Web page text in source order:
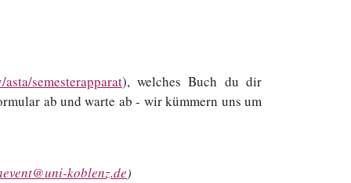
semesterapparat), welches Buch du dir
ab und warte ab - wir kümmern uns um
koblenz.de)